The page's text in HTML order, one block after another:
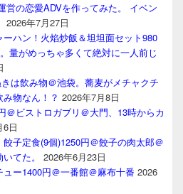
営の恋愛ADVを作ってみた。 イベン
2026年7月27日
ハン！火焰炒飯＆坦坦面セット980
量がめっちゃ多くて絶対に一人前じ
は飲み物＠池袋。蕎麦がメチャクチ
物なん！？ 2026年7月8日
＠ビストロガブリ＠大門、13時からカ
6日
子定食(9個)1250円＠餃子の肉太郎＠
てた。
2026年6月23日
ー1400円＠一番館＠麻布十番 2026